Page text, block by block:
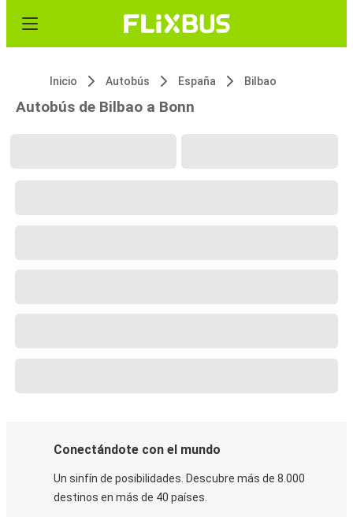
Inicio Autobús España Bilbao
Autobús de Bilbao a Bonn
Conectándote con el mundo
Un sinfín de posibilidades. Descubre más de 8.000
destinos en más de 40 países.